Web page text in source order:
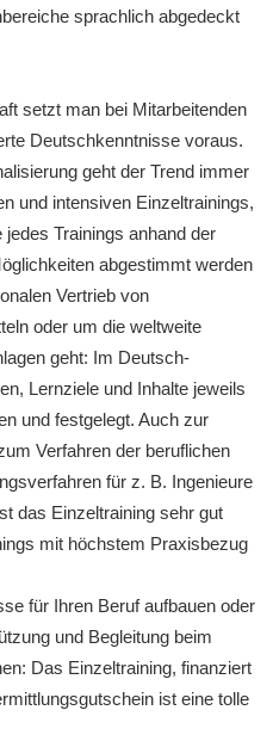
sprachlich abgedeckt
setzt man bei Mitarbeitenden
Deutschkenntnisse voraus.
geht der Trend immer
und intensiven Einzeltrainings,
Trainings anhand der
abgestimmt werden
Vertrieb von
oder um die weltweite
geht: Im Deutsch-
Lernziele und Inhalte jeweils
und festgelegt. Auch zur
Verfahren der beruflichen
für z. B. Ingenieure
das Einzeltraining sehr gut
mit höchstem Praxisbezug
für Ihren Beruf aufbauen oder
und Begleitung beim
Das Einzeltraining, finanziert
ist eine tolle